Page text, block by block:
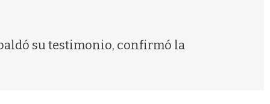
su testimonio, confirmó la